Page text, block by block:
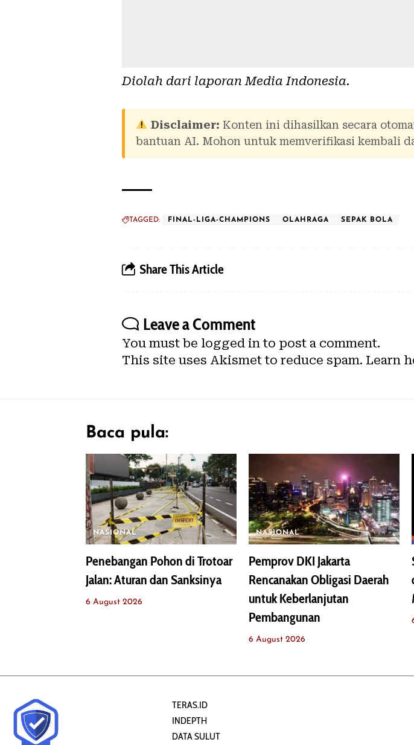
Diolah dari laporan Media Indonesia.
Disclaimer: Konten ini dihasilkan secara
bantuan AI. Mohon untuk memverifikasi kembali
TAGGED: FINAL-LIGA-CHAMPIONS OLAHRAGA SEPAK BOLA
Share This Article
Leave a Comment
You must be logged in to post a comment.
This site uses Akismet to reduce spam. Learn
Baca pula:
NASIONAL
Penebangan Pohon di Trotoar
Jalan: Aturan dan Sanksinya
6 August 2026
NASIONAL
Pemprov DKI Jakarta
Rencanakan Obligasi Daerah
untuk Keberlanjutan
Pembangunan
6 August 2026
TERAS.ID
INDEPTH
DATA SULUT